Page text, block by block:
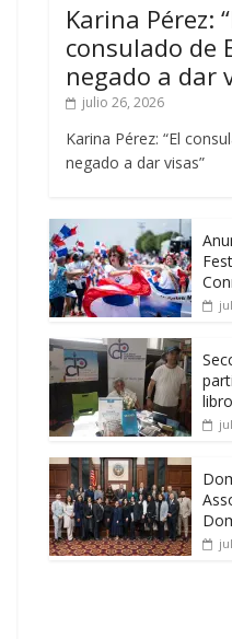
Karina Pérez:
consulado de
negado a dar
julio 26, 2026
Karina Pérez: “El
negado a dar visas”